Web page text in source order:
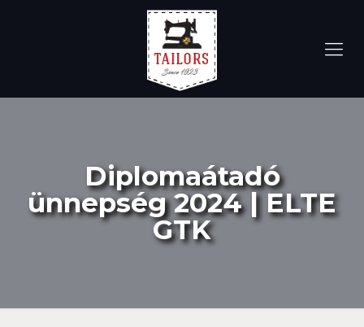
Diplomaátadó
ünnepség 2024 | ELTE
GTK